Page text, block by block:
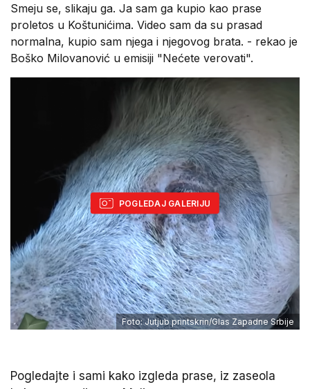
Smeju se, slikaju ga. Ja sam ga kupio kao prase
proletos u Koštunićima. Video sam da su prasad
normalna, kupio sam njega i njegovog brata. - rekao je
Boško Milovanović u emisiji "Nećete verovati".
Foto: Jutjub printskrin/Glas Zapadne Srbije
POGLEDAJ GALERIJU
Pogledajte i sami kako izgleda prase, iz zaseola